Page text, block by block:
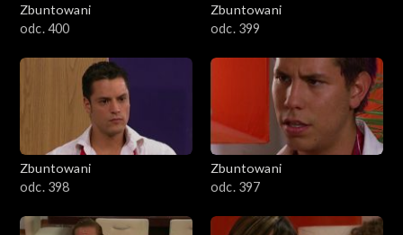
Zbuntowani
odc. 400
Zbuntowani
odc. 399
Zbuntowani
odc. 398
Zbuntowani
odc. 397